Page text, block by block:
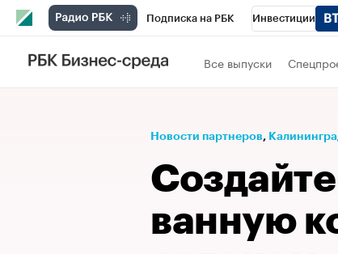
Подписка на РБК Инвестиции
РБК Вино
Проверка контрагентов Политика
Все выпуски
Новости партнеров⁠,
ванную